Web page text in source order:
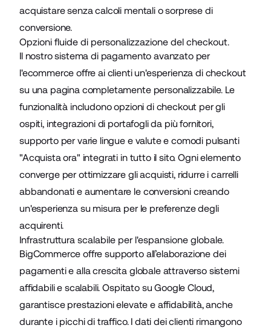
acquistare senza calcoli mentali o sorprese di
conversione.
Opzioni fluide di personalizzazione del checkout.
Il nostro sistema di pagamento avanzato per
l'ecommerce offre ai clienti un'esperienza dicheckout
su una pagina completamente personalizzabile. Le
funzionalità includono opzioni di checkout per gli
ospiti, integrazioni di portafogli da più fornitori,
supporto per varie lingue e valute e comodi pulsanti
"Acquista ora" integrati in tutto il sito. Ogni elemento
converge per ottimizzare gli acquisti, ridurre i carrelli
abbandonati e aumentare le conversioni creando
un'esperienza su misura per le preferenze degli
acquirenti.
Infrastruttura scalabile per l'espansione globale.
BigCommerce offre supporto all’elaborazione dei
pagamenti e alla crescita globale attraverso sistemi
affidabili e scalabili. Ospitato su Google Cloud,
garantisce prestazioni elevate e affidabilità, anche
durante i picchi di traffico. I dati dei clienti rimangono